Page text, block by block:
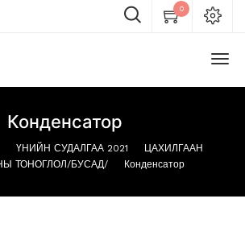
0
Конденсатор
ҮНИЙН СУДАЛГАА 2021
ЦАХИЛГААН
ТОНОГЛОЛ/БУСАД/
Конденсатор